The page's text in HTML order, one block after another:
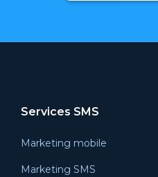
Services SMS
Marketing mobile
Marketing SMS